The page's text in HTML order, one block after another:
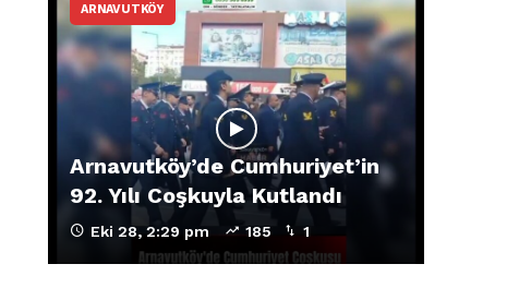
ARNAVUTKÖY
Arnavutköy’de Cumhuriyet’in
92. Yılı Coşkuyla Kutlandı
Eki 28, 2:29 pm 185 1